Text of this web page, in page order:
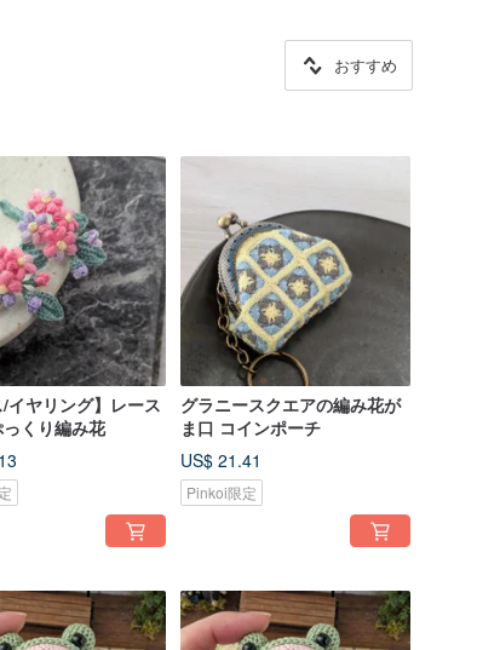
おすすめ
/イヤリング】レース
くり編み花
グラニースクエアの編み花が
ま口 コインポーチ
US$ 21.41
Pinkoi限定